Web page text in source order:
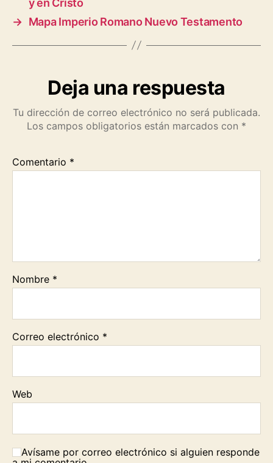
o
k
A
p
p
a
m
n
k
y en Cristo
→ Mapa Imperio Romano Nuevo Testamento
Deja una respuesta
Tu dirección de correo electrónico no será publicada.
Los campos obligatorios están marcados con *
Comentario *
Nombre *
Correo electrónico *
Web
Avísame por correo electrónico si alguien responde